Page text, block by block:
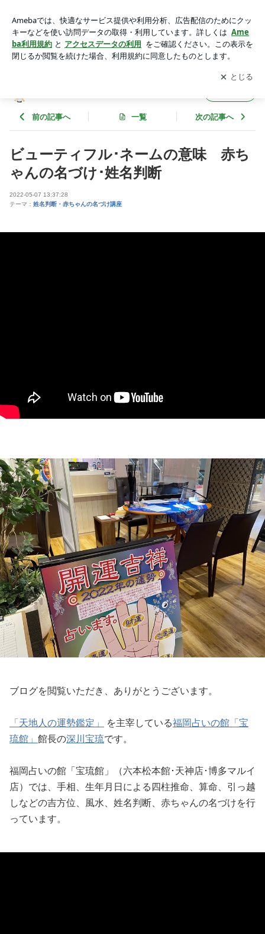
福岡の占いスクール「宝琉館」開運ブログ
アプリをダウンロードして ブログの更新通知
を受け取りまし
ょう。
開く
前の記事へ 一覧 次の記事へ
ビューティフル･ネームの意味 赤ち
ゃんの名づけ･姓名判断
2022-05-07 13:37:28
テーマ： 姓名判断・赤ちゃんの名づけ講座
ブログを閲覧いただき、ありがとうございます。
「天地人の運勢鑑定」 を主宰している福岡占いの館「宝
琉館」 館長の深川宝琉です。
福岡占いの館「宝琉館」（六本松本館･天神店･博多マルイ
店）では、手相、生年月日による四柱推命、算命、引っ越
しなどの吉方位、風水、姓名判断、赤ちゃんの名づけを行
っています。